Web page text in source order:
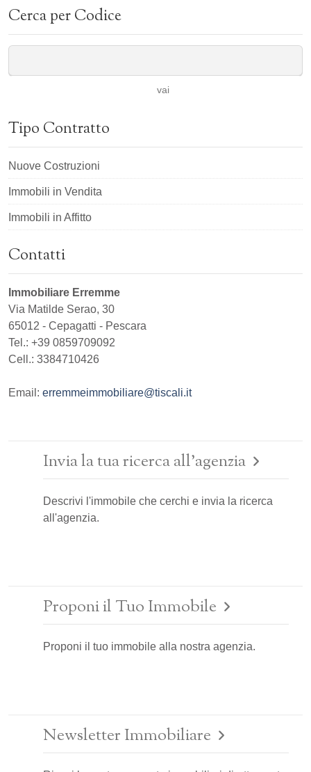
Cerca per Codice
vai
Tipo Contratto
Nuove Costruzioni
Immobili in Vendita
Immobili in Affitto
Contatti
Immobiliare Erremme
Via Matilde Serao, 30
65012 - Cepagatti - Pescara
Tel.: +39 0859709092
Cell.: 3384710426
Email: erremmeimmobiliare@tiscali.it
Invia la tua ricerca all'agenzia
Descrivi l'immobile che cerchi e invia la ricerca
all'agenzia.
Proponi il Tuo Immobile
Proponi il tuo immobile alla nostra agenzia.
Newsletter Immobiliare